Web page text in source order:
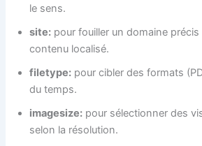
le sens.
site: pour fouiller un domaine
contenu localisé.
filetype: pour cibler des formats
du temps.
imagesize: pour sélectionner des
selon la résolution.